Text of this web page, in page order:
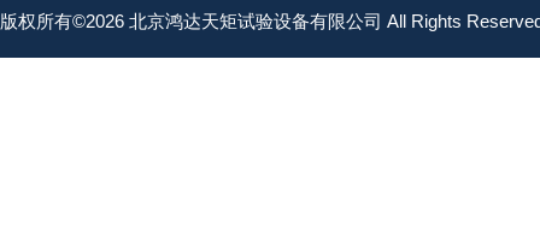
版权所有©2026 北京鸿达天矩试验设备有限公司 All Rights